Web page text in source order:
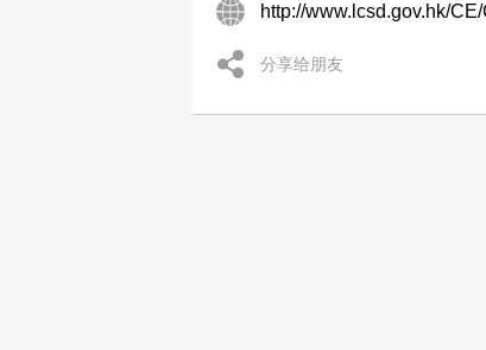
http://www.lcsd.gov.hk/
分享给朋友